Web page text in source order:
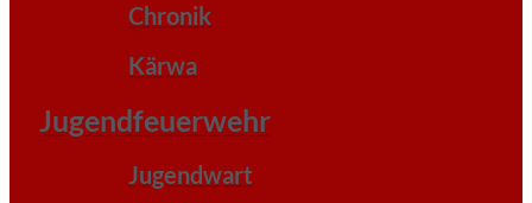
Chronik
Kärwa
Jugendfeuerwehr
Jugendwart